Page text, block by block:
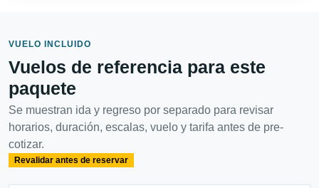
VUELO INCLUIDO
Vuelos de referencia para este
paquete
Se muestran ida y regreso por separado para revisar
horarios, duración, escalas, vuelo y tarifa antes de pre-
cotizar.
Revalidar antes de reservar